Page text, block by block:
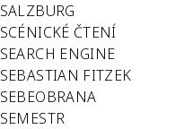
SALZBURG
SCÉNICKÉ ČTENÍ
SEARCH ENGINE
SEBASTIAN FITZEK
SEBEOBRANA
SEMESTR